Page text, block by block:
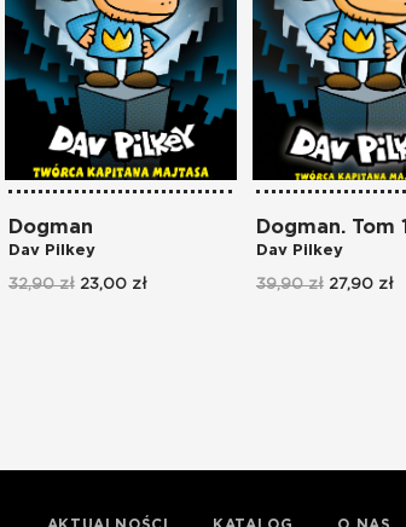
Dogman
Dav Pilkey
32,90 zł 23,00 zł
Dogman. Tom 1
Dav Pilkey
39,90 zł 27,90 zł